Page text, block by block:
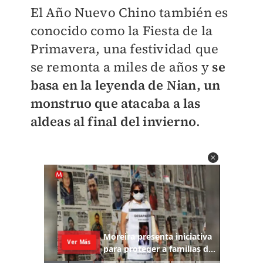
El Año Nuevo Chino también es
conocido como la Fiesta de la
Primavera, una festividad que
se remonta a miles de años y se
basa en la leyenda de Nian, un
monstruo que atacaba a las
aldeas al final del invierno.